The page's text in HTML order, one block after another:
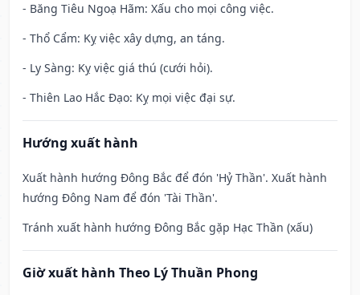
- Băng Tiêu Ngoạ Hãm: Xấu cho mọi công việc.
- Thổ Cẩm: Kỵ việc xây dựng, an táng.
- Ly Sàng: Kỵ việc giá thú (cưới hỏi).
- Thiên Lao Hắc Đạo: Kỵ mọi việc đại sự.
Hướng xuất hành
Xuất hành hướng Đông Bắc để đón 'Hỷ Thần'. Xuất hành
hướng Đông Nam để đón 'Tài Thần'.
Tránh xuất hành hướng Đông Bắc gặp Hạc Thần (xấu)
Giờ xuất hành Theo Lý Thuần Phong